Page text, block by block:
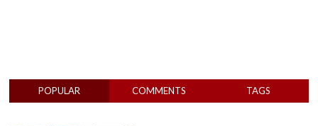
POPULAR COMMENTS TAGS